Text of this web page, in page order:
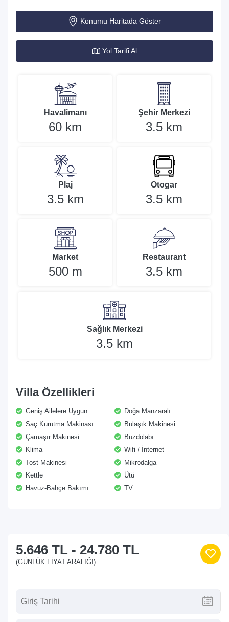
Konumu Haritada Göster
Yol Tarifi Al
Havalimanı
60 km
Şehir Merkezi
3.5 km
Plaj
3.5 km
Otogar
3.5 km
Market
500 m
Restaurant
3.5 km
Sağlık Merkezi
3.5 km
Villa Özellikleri
Geniş Ailelere Uygun
Doğa Manzaralı
Saç Kurutma Makinası
Bulaşık Makinesi
Çamaşır Makinesi
Buzdolabı
Klima
Wifi / İnternet
Tost Makinesi
Mikrodalga
Kettle
Ütü
Havuz-Bahçe Bakımı
TV
5.646 TL - 24.780 TL
(GÜNLÜK FIYAT ARALIĞI)